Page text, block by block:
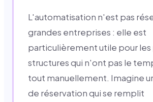
L'automatisation n'est pas
grandes entreprises : elle est
particulièrement utile pour
structures qui n'ont pas le
tout manuellement. Imagine
de réservation qui se remplit